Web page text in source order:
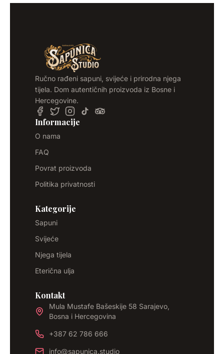
Ručno rađeni sapuni, svijeće i prirodna njega
tijela. Dom autentičnih proizvoda iz Bosne i
Hercegovine.
Informacije
O nama
FAQ
Povrat proizvoda
Politika privatnosti
Kategorije
Sapuni
Svijeće
Njega tijela
Eterična ulja
Kontakt
Mula Mustafe Bašeskije 58 Sarajevo,
Bosna i Hercegovina
+387 62 786 666
info@sapunica.studio